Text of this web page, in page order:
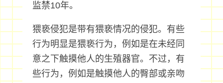
监禁10年。
猥亵侵犯是带有猥亵情况的侵犯。有些
行为明显是猥亵行为，例如是在未经同
意之下触摸他人的生殖器官。不过，有
些行为，例如是触摸他人的臀部或亲吻